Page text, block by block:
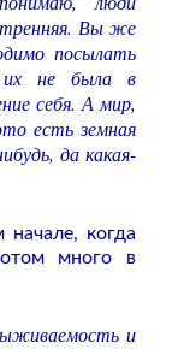
Вы же
посылать
их не была в
себя. А мир,
есть земная
да какая-
когда
много в
и